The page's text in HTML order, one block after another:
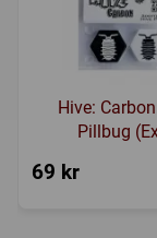
Försälj. rank:
Hive:
Pillbug
69 kr